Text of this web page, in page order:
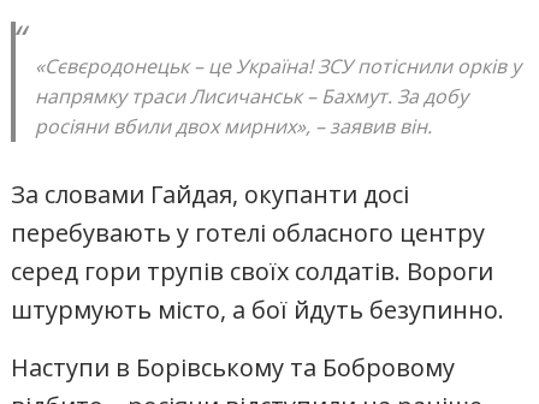
«Сєвєродонецьк – це Україна! ЗСУ потіснили орків у
напрямку траси Лисичанськ – Бахмут. За добу
росіяни вбили двох мирних», – заявив він.
За словами Гайдая, окупанти досі
перебувають у готелі обласного центру
серед гори трупів своїх солдатів. Вороги
штурмують місто, а бої йдуть безупинно.
Наступи в Борівському та Бобровому